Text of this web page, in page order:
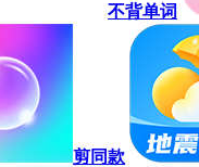
不背单词
剪同款